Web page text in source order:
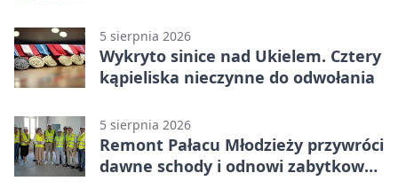
5 sierpnia 2026
Wykryto sinice nad Ukielem. Cztery
kąpieliska nieczynne do odwołania
5 sierpnia 2026
Remont Pałacu Młodzieży przywróci
dawne schody i odnowi zabytkowy